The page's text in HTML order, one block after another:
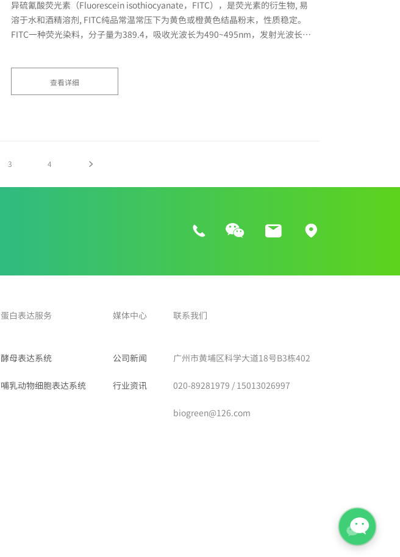
异硫氰酸荧光素（Fluorescein isothiocyanate，FITC），是荧光素的衍生物, 易
溶于水和酒精溶剂, FITC纯品常温常压下为黄色或橙黄色结晶粉末，性质稳定。
FITC一种荧光染料，分子量为389.4，吸收光波长为490~495nm，发射光波长为
查看详细
3 4
蛋白表达服务
酵母表达系统
哺乳动物细胞表达系统
媒体中心
公司新闻
行业资讯
联系我们
广州市黄埔区科学大道18号B3栋402
020-89281979 / 15013026997
biogreen@126.com